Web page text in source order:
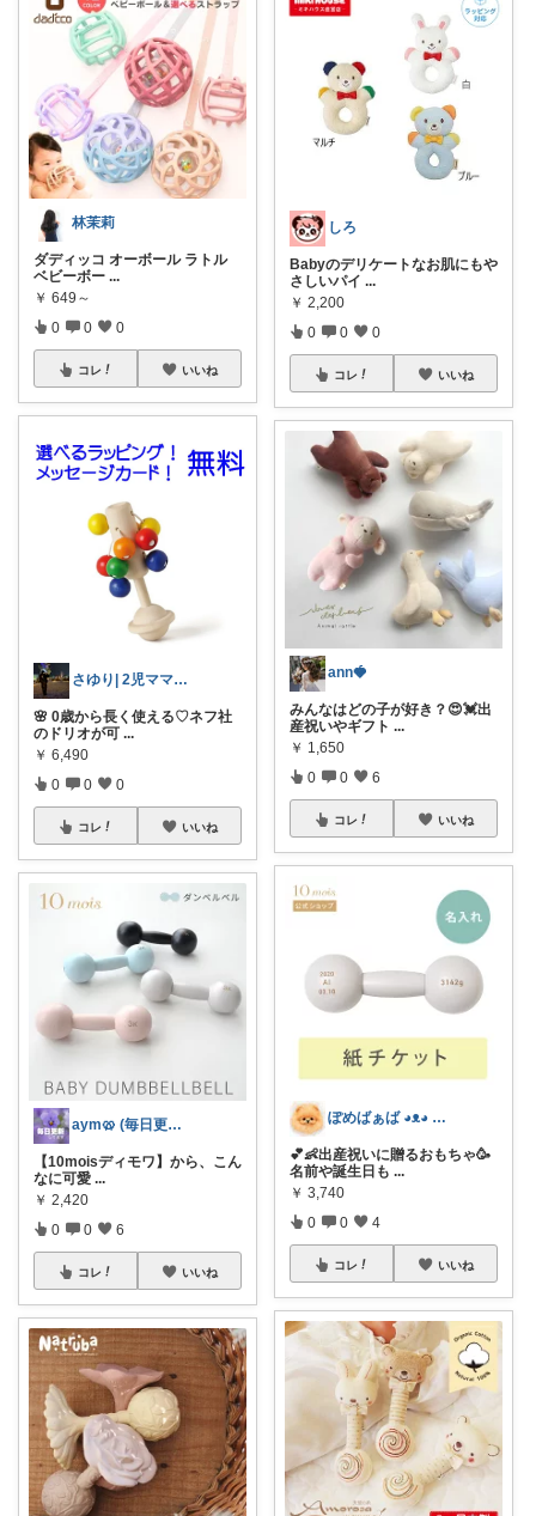
林茉莉
ダディッコ オーボール ラトル
ベビーボー ...
￥ 649～
0 0 0
コレ いいね
さゆり| 2児ママお買い物メモ🧸
🌸 0歳から長く使える♡ネフ社
のドリオが可 ...
￥ 6,490
0 0 0
コレ いいね
aym🥨 (毎日更新してます🙌)
【10moisディモワ】から、こん
なに可愛 ...
￥ 2,420
0 0 6
コレ いいね
しろ
Babyのデリケートなお肌にもや
さしいパイ ...
￥ 2,200
0 0 0
コレ いいね
ann🍓
みんなはどの子が好き？😍💓出
産祝いやギフト ...
￥ 1,650
0 0 6
コレ いいね
ぽめばぁば ◕⁠ᴥ⁠◕⁠ 育児救急箱🌠
💕👶出産祝いに贈るおもちゃ🥳
名前や誕生日も ...
￥ 3,740
0 0 4
コレ いいね